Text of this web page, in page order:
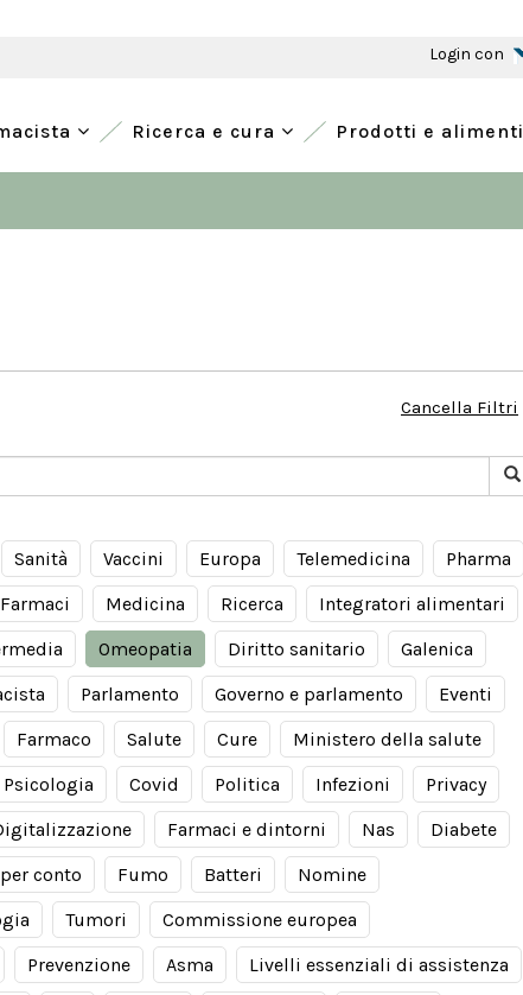
Login con
Ricerca e cura Prodotti e alimenti
Cancella Filtri
Sanità Vaccini Europa Telemedicina
Pharma
Farmaci Medicina Ricerca
Integratori alimentari
Omeopatia Diritto sanitario
Galenica
Parlamento Governo e parlamento
Eventi
Farmaco Salute Cure
Ministero della salute
Psicologia Covid Politica Infezioni
Privacy
Farmaci e dintorni Nas
Diabete
conto Fumo Batteri
Nomine
Tumori
Commissione europea
Prevenzione Asma
Livelli essenziali di assistenza